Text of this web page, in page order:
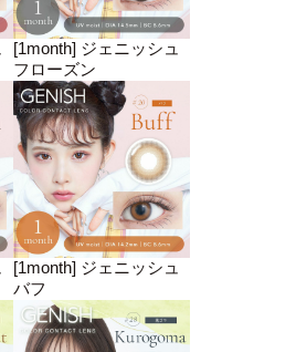
[1month] ジェニッシュ
フローズン
[1month] ジェニッシュ
バフ